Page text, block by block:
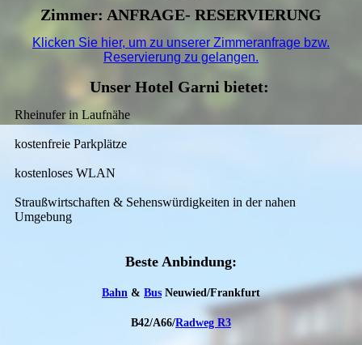
Zimmer: ANFRAGE- RESERVIERUNG
Klicken Sie hier, um zu unserer Zimmeranfrage bzw.
Reservierung zu gelangen.
Unser Hotel Garni bietet:
Rheinufer in Laufnähe
kostenfreie Parkplätze
kostenloses WLAN
Straußwirtschaften & Sehenswürdigkeiten in der nahen
Umgebung
Beste An­bindung:
Bahn & Bus Neuwied/Frankfurt
B42/A66/Radweg R3